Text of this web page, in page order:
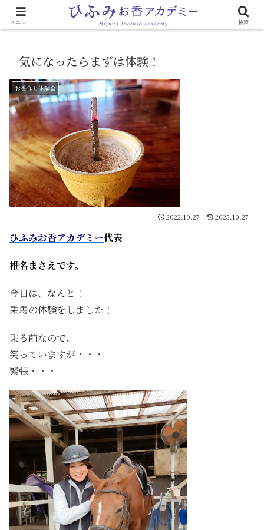
心と体に効く「お香のある生活」
気になったらまずは体験！
お香作り体験会
2022.10.27 2025.10.27
ひふみお香アカデミー代表
椎名まさえです。
今日は、なんと！
乗馬の体験をしました！
乗る前なので、
笑っていますが・・・
緊張・・・
メニュー 検索